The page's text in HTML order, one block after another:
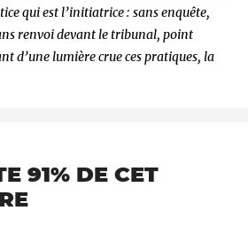
qui est l’initiatrice : sans enquête,
renvoi devant le tribunal, point
d’une lumière crue ces pratiques, la
91% DE CET